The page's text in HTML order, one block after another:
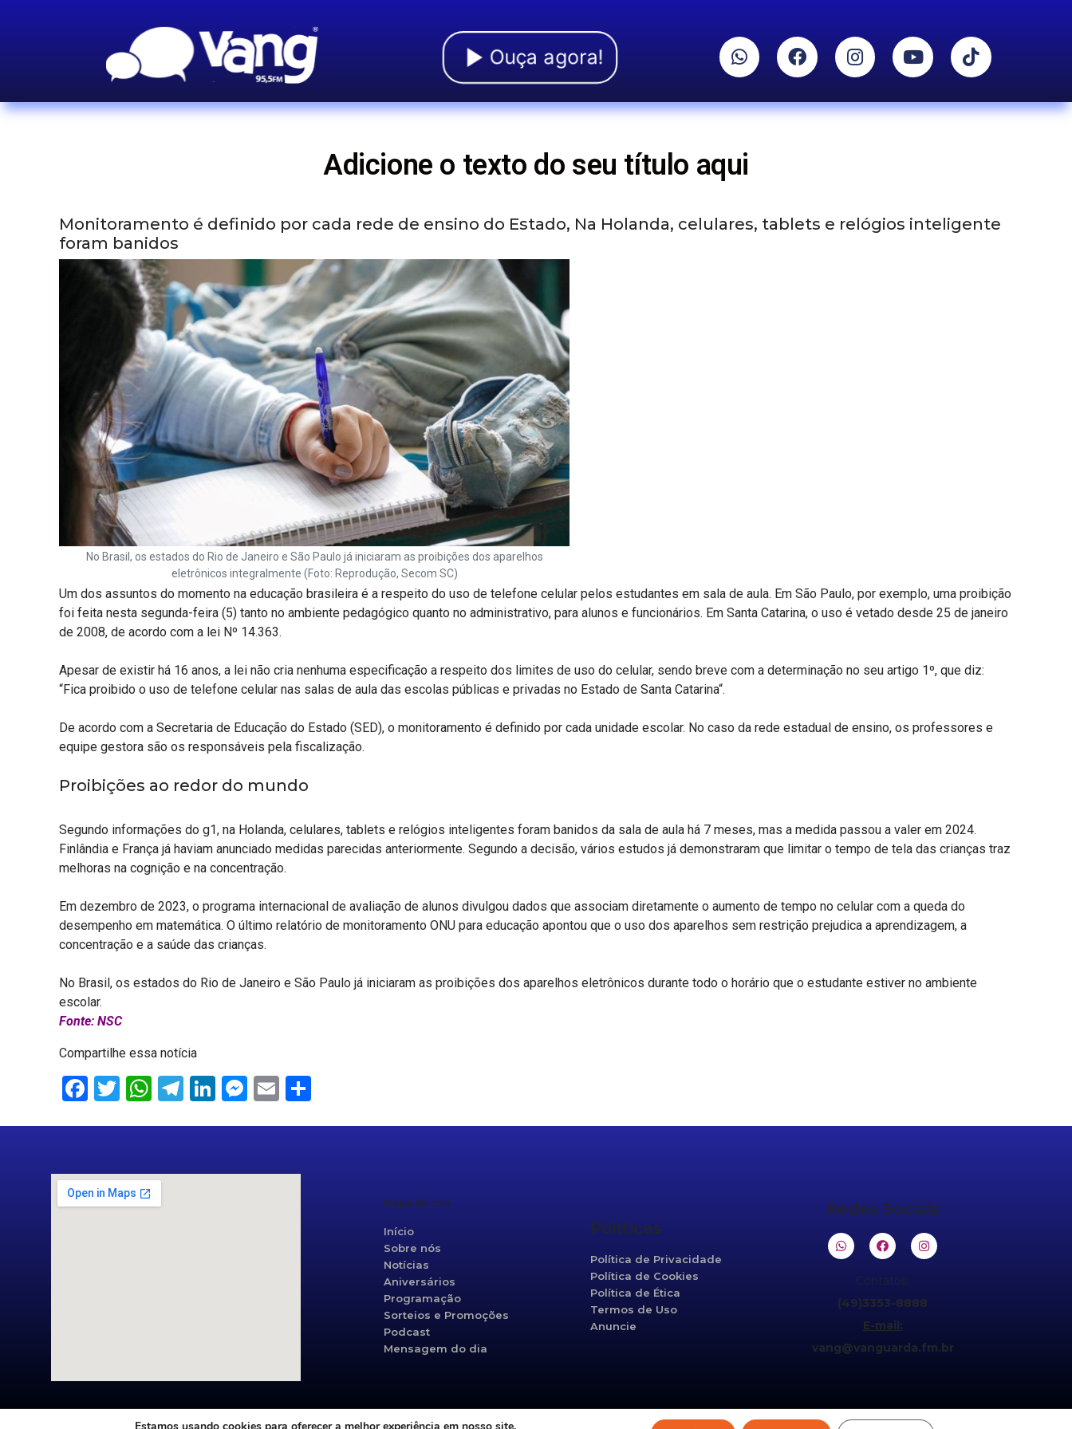
Ouça agora!
Adicione o texto do seu título aqui
Monitoramento é definido por cada rede de ensino do Estado, Na Holanda, celulares, tablets e relógios inteligente
foram banidos
No Brasil, os estados do Rio de Janeiro e São Paulo já iniciaram as proibições dos aparelhos
eletrônicos integralmente (Foto: Reprodução, Secom SC)
Um dos assuntos do momento na educação brasileira é a respeito do uso de telefone celular pelos estudantes em sala de aula. Em São Paulo, por exemplo, uma proibição
foi feita nesta segunda-feira (5) tanto no ambiente pedagógico quanto no administrativo, para alunos e funcionários. Em Santa Catarina, o uso é vetado desde 25 de janeiro
de 2008, de acordo com a lei Nº 14.363.
Apesar de existir há 16 anos, a lei não cria nenhuma especificação a respeito dos limites de uso do celular, sendo breve com a determinação no seu artigo 1º, que diz:
“Fica proibido o uso de telefone celular nas salas de aula das escolas públicas e privadas no Estado de Santa Catarina“.
De acordo com a Secretaria de Educação do Estado (SED), o monitoramento é definido por cada unidade escolar. No caso da rede estadual de ensino, os professores e
equipe gestora são os responsáveis pela fiscalização.
Proibições ao redor do mundo
Segundo informações do g1, na Holanda, celulares, tablets e relógios inteligentes foram banidos da sala de aula há 7 meses, mas a medida passou a valer em 2024.
Finlândia e França já haviam anunciado medidas parecidas anteriormente. Segundo a decisão, vários estudos já demonstraram que limitar o tempo de tela das crianças traz
melhoras na cognição e na concentração.
Em dezembro de 2023, o programa internacional de avaliação de alunos divulgou dados que associam diretamente o aumento de tempo no celular com a queda do
desempenho em matemática. O último relatório de monitoramento ONU para educação apontou que o uso dos aparelhos sem restrição prejudica a aprendizagem, a
concentração e a saúde das crianças.
No Brasil, os estados do Rio de Janeiro e São Paulo já iniciaram as proibições dos aparelhos eletrônicos durante todo o horário que o estudante estiver no ambiente
escolar.
Fonte: NSC
Compartilhe essa notícia
Facebook
Twitter
WhatsApp
Telegram
LinkedIn
Messenger
Email
Mapa do site
Início
Sobre nós
Notícias
Aniversários
Programação
Sorteios e Promoções
Podcast
Mensagem do dia
Políticas
Política de Privacidade
Política de Cookies
Política de Ética
Termos de Uso
Anuncie
Redes Sociais
Contatos:
(49)3353-8888
E-mail:
vang@vanguarda.fm.br